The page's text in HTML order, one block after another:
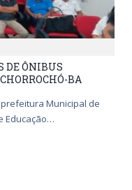
DE ÔNIBUS
BA
Municipal de
Educação…